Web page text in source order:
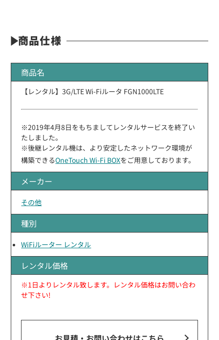
商品仕様
商品名
【レンタル】3G/LTE Wi-Fiルータ FGN1000LTE
※2019年4月8日をもちましてレンタルサービスを終了い
たしました。
※後継レンタル機は、より安定したネットワーク環境が
構築できるOneTouch Wi-Fi BOXをご用意しております。
メーカー
その他
種別
WiFiルーター レンタル
レンタル価格
※1日よりレンタル致します。レンタル価格はお問い合わ
せ下さい!